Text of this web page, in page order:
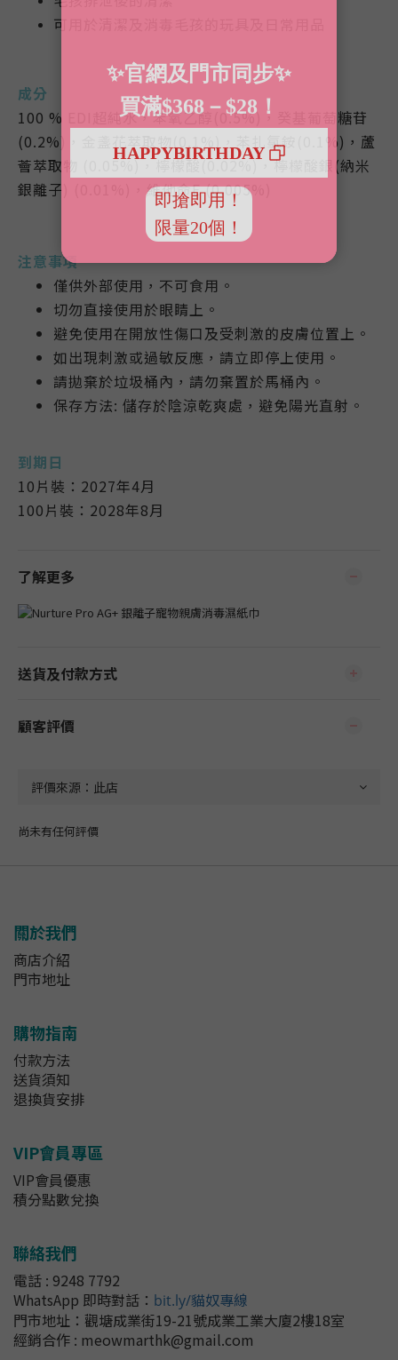
可用於清潔及消毒毛孩的玩具及日常用品
成分
100 % EDI超純水，苯氧乙醇(0.5%)，癸基葡萄糖苷
(0.2%)，金盞花萃取物(0.1%)，苯扎氯銨(0.1%)，蘆
薈萃取物 (0.05%)，檸檬酸(0.02%)，檸檬酸銀(納米
銀離子) (0.01%)，維他命E (0.005%)
注意事項
僅供外部使用，不可食用。
切勿直接使用於眼睛上。
避免使用在開放性傷口及受刺激的皮膚位置上。
如出現刺激或過敏反應，請立即停上使用。
請拋棄於垃圾桶內，請勿棄置於馬桶內。
保存方法: 儲存於陰涼乾爽處，避免陽光直射。
到期日
10片裝： 2027年4月
100片裝：2028年8月
了解更多
送貨及付款方式
顧客評價
尚未有任何評價
關於我們
商店介紹
門市地址
購物指南
付款方法
送貨須知
退換貨安排
VIP會員專區
VIP會員優惠
積分點數兌換
聯絡我們
電話 : 9248 7792
WhatsApp 即時對話 ： bit.ly/貓奴專線
門市地址： 觀塘成業街19-21號成業工業大廈2樓18室
經銷合作 : meowmarthk@gmail.com